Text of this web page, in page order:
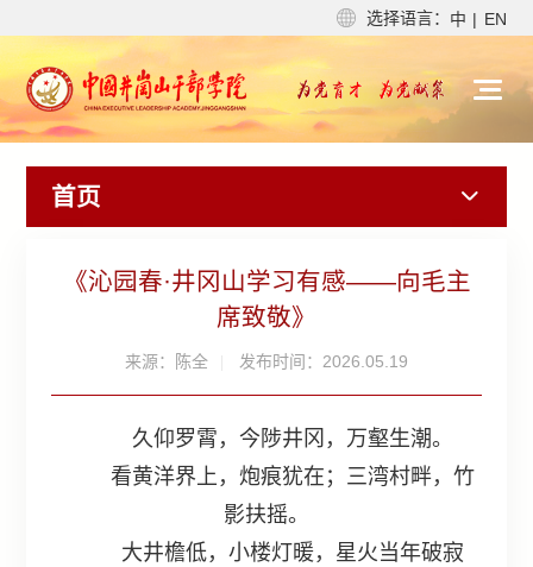
选择语言： 中 | EN
首页
《沁园春·井冈山学习有感——向毛主
席致敬》
来源：陈全 发布时间：2026.05.19
久仰罗霄，今陟井冈，万壑生潮。
看黄洋界上，炮痕犹在；三湾村畔，竹
影扶摇。
大井檐低，小楼灯暖，星火当年破寂